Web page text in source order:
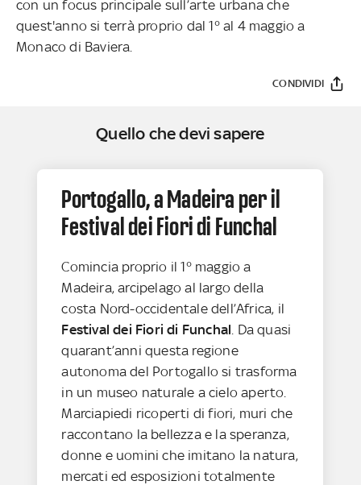
con un focus principale sull’arte urbana che
quest'anno si terrà proprio dal 1° al 4 maggio a
Monaco di Baviera.
CONDIVIDI
Quello che devi sapere
Portogallo, a Madeira per il
Festival dei Fiori di Funchal
Comincia proprio il 1° maggio a
Madeira, arcipelago al largo della
costa Nord-occidentale dell’Africa, il
Festival dei Fiori di Funchal . Da quasi
quarant’anni questa regione
autonoma del Portogallo si trasforma
in un museo naturale a cielo aperto.
Marciapiedi ricoperti di fiori, muri che
raccontano la bellezza e la speranza,
donne e uomini che imitano la natura,
mercati ed esposizioni totalmente